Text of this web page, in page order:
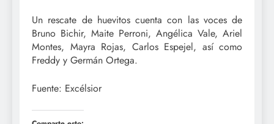
Un rescate de huevitos cuenta con las voces de
Bruno Bichir, Maite Perroni, Angélica Vale, Ariel
Montes, Mayra Rojas, Carlos Espejel, así como
Freddy y Germán Ortega.
Fuente: Excélsior